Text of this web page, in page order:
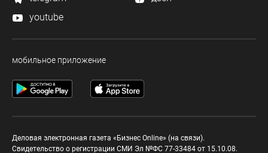
youtube
мобильное приложение
Деловая электронная газета «Бизнес Online» (на связи).
Свидетельство о регистрации СМИ Эл №ФС 77-33484 от 15.10.08.